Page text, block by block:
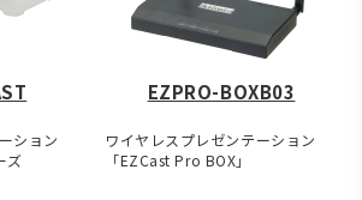
ション
ズ
EZPRO-BOXB03
ワイヤレスプレゼンテーション
「EZCast Pro BOX」